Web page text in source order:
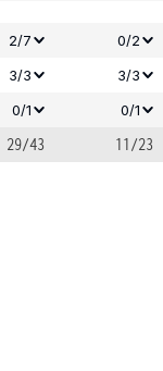
2/7 0/2
3/3 3/3
0/1 0/1
29/43 11/23